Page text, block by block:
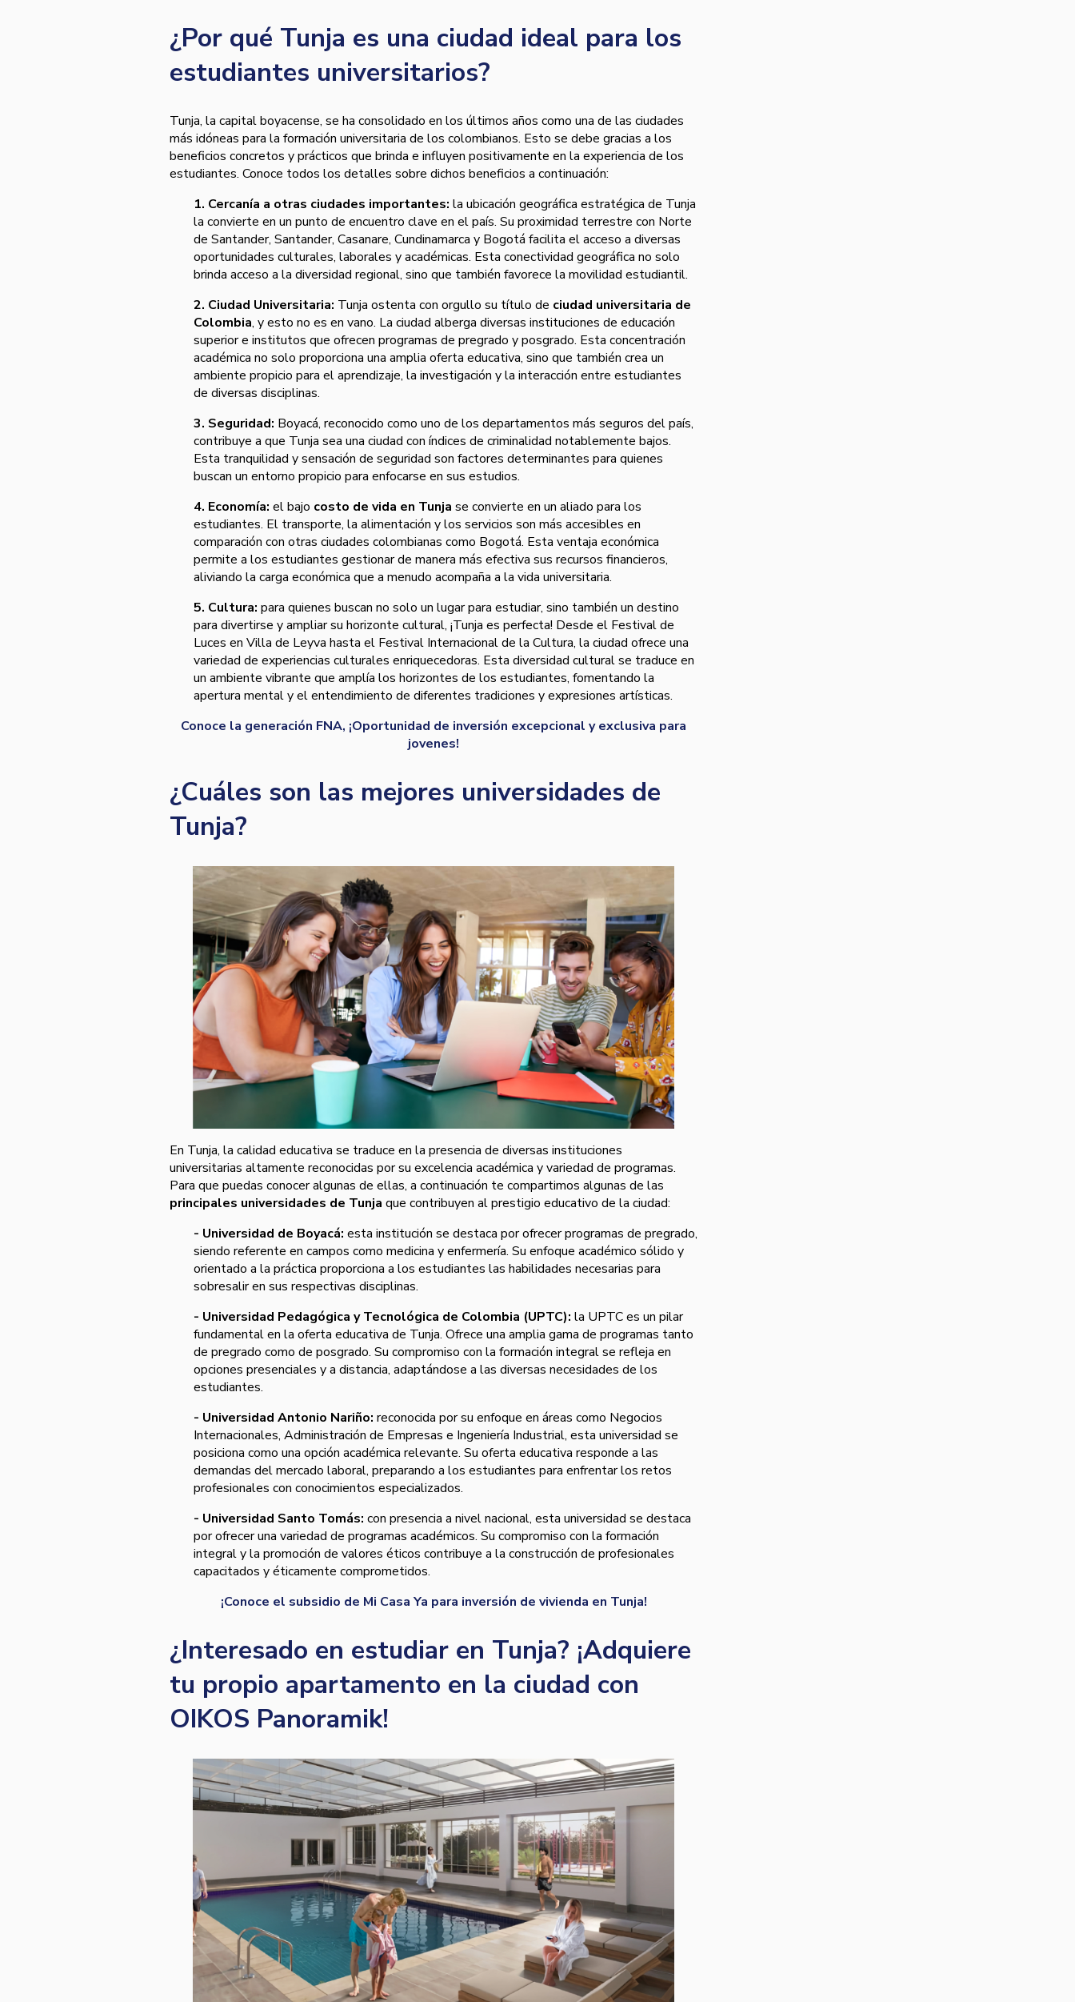
¿Por qué Tunja es una ciudad ideal para los
estudiantes universitarios?
Tunja, la capital boyacense, se ha consolidado en los últimos años como una de las ciudades
más idóneas para la formación universitaria de los colombianos. Esto se debe gracias a los
beneficios concretos y prácticos que brinda e influyen positivamente en la experiencia de los
estudiantes. Conoce todos los detalles sobre dichos beneficios a continuación:
1. Cercanía a otras ciudades importantes: la ubicación geográfica estratégica de Tunja
la convierte en un punto de encuentro clave en el país. Su proximidad terrestre con Norte
de Santander, Santander, Casanare, Cundinamarca y Bogotá facilita el acceso a diversas
oportunidades culturales, laborales y académicas. Esta conectividad geográfica no solo
brinda acceso a la diversidad regional, sino que también favorece la movilidad estudiantil.
2. Ciudad Universitaria: Tunja ostenta con orgullo su título de ciudad universitaria de
Colombia, y esto no es en vano. La ciudad alberga diversas instituciones de educación
superior e institutos que ofrecen programas de pregrado y posgrado. Esta concentración
académica no solo proporciona una amplia oferta educativa, sino que también crea un
ambiente propicio para el aprendizaje, la investigación y la interacción entre estudiantes
de diversas disciplinas.
3. Seguridad: Boyacá, reconocido como uno de los departamentos más seguros del país,
contribuye a que Tunja sea una ciudad con índices de criminalidad notablemente bajos.
Esta tranquilidad y sensación de seguridad son factores determinantes para quienes
buscan un entorno propicio para enfocarse en sus estudios.
4. Economía: el bajo costo de vida en Tunja se convierte en un aliado para los
estudiantes. El transporte, la alimentación y los servicios son más accesibles en
comparación con otras ciudades colombianas como Bogotá. Esta ventaja económica
permite a los estudiantes gestionar de manera más efectiva sus recursos financieros,
aliviando la carga económica que a menudo acompaña a la vida universitaria.
5. Cultura: para quienes buscan no solo un lugar para estudiar, sino también un destino
para divertirse y ampliar su horizonte cultural, ¡Tunja es perfecta! Desde el Festival de
Luces en Villa de Leyva hasta el Festival Internacional de la Cultura, la ciudad ofrece una
variedad de experiencias culturales enriquecedoras. Esta diversidad cultural se traduce en
un ambiente vibrante que amplía los horizontes de los estudiantes, fomentando la
apertura mental y el entendimiento de diferentes tradiciones y expresiones artísticas.
Conoce la generación FNA, ¡Oportunidad de inversión excepcional y exclusiva para
jovenes!
¿Cuáles son las mejores universidades de
Tunja?
En Tunja, la calidad educativa se traduce en la presencia de diversas instituciones
universitarias altamente reconocidas por su excelencia académica y variedad de programas.
Para que puedas conocer algunas de ellas, a continuación te compartimos algunas de las
principales universidades de Tunja que contribuyen al prestigio educativo de la ciudad:
- Universidad de Boyacá: esta institución se destaca por ofrecer programas de pregrado,
siendo referente en campos como medicina y enfermería. Su enfoque académico sólido y
orientado a la práctica proporciona a los estudiantes las habilidades necesarias para
sobresalir en sus respectivas disciplinas.
- Universidad Pedagógica y Tecnológica de Colombia (UPTC): la UPTC es un pilar
fundamental en la oferta educativa de Tunja. Ofrece una amplia gama de programas tanto
de pregrado como de posgrado. Su compromiso con la formación integral se refleja en
opciones presenciales y a distancia, adaptándose a las diversas necesidades de los
estudiantes.
- Universidad Antonio Nariño: reconocida por su enfoque en áreas como Negocios
Internacionales, Administración de Empresas e Ingeniería Industrial, esta universidad se
posiciona como una opción académica relevante. Su oferta educativa responde a las
demandas del mercado laboral, preparando a los estudiantes para enfrentar los retos
profesionales con conocimientos especializados.
- Universidad Santo Tomás: con presencia a nivel nacional, esta universidad se destaca
por ofrecer una variedad de programas académicos. Su compromiso con la formación
integral y la promoción de valores éticos contribuye a la construcción de profesionales
capacitados y éticamente comprometidos.
¡Conoce el subsidio de Mi Casa Ya para inversión de vivienda en Tunja!
¿Interesado en estudiar en Tunja? ¡Adquiere
tu propio apartamento en la ciudad con
OIKOS Panoramik!